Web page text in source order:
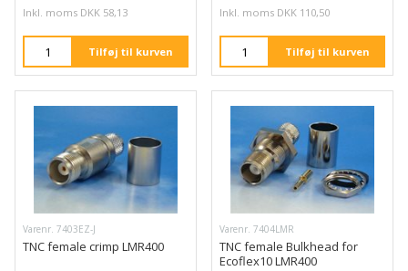
Inkl. moms DKK 58,13
Tilføj til kurven
Inkl. moms DKK 110,50
Tilføj til kurven
Varenr. 7403EZ-J
TNC female crimp LMR400
Varenr. 7404LMR
TNC female Bulkhead for
Ecoflex10 LMR400